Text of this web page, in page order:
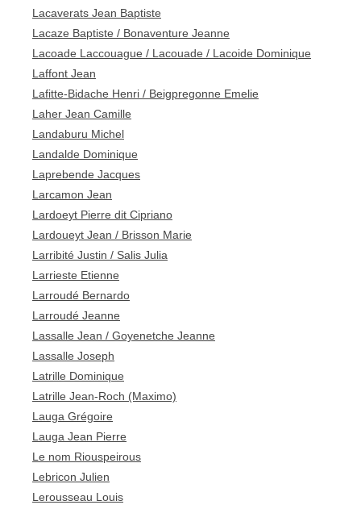
Lacaverats Jean Baptiste
Lacaze Baptiste / Bonaventure Jeanne
Lacoade Laccouague / Lacouade / Lacoide Dominique
Laffont Jean
Lafitte-Bidache Henri / Beigpregonne Emelie
Laher Jean Camille
Landaburu Michel
Landalde Dominique
Laprebende Jacques
Larcamon Jean
Lardoeyt Pierre dit Cipriano
Lardoueyt Jean / Brisson Marie
Larribité Justin / Salis Julia
Larrieste Etienne
Larroudé Bernardo
Larroudé Jeanne
Lassalle Jean / Goyenetche Jeanne
Lassalle Joseph
Latrille Dominique
Latrille Jean-Roch (Maximo)
Lauga Grégoire
Lauga Jean Pierre
Le nom Riouspeirous
Lebricon Julien
Lerousseau Louis